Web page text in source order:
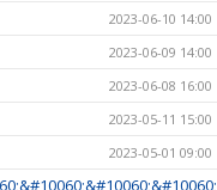
2023-06-10 14:00
2023-06-09 14:00
2023-06-08 16:00
2023-05-11 15:00
2023-05-01 09:00